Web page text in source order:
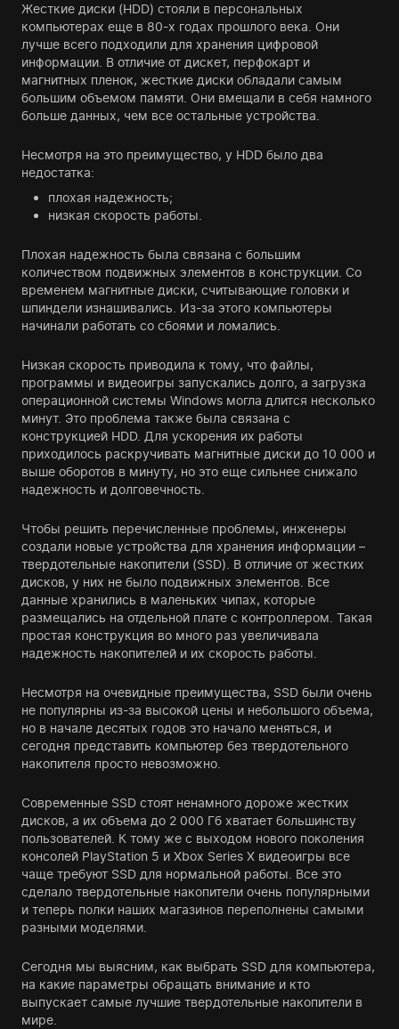
Жесткие диски (HDD) стояли в персональных
компьютерах еще в 80-х годах прошлого века. Они
лучше всего подходили для хранения цифровой
информации. В отличие от дискет, перфокарт и
магнитных пленок, жесткие диски обладали самым
большим объемом памяти. Они вмещали в себя намного
больше данных, чем все остальные устройства.
Несмотря на это преимущество, у HDD было два
недостатка:
плохая надежность;
низкая скорость работы.
Плохая надежность была связана с большим
количеством подвижных элементов в конструкции. Со
временем магнитные диски, считывающие головки и
шпиндели изнашивались. Из-за этого компьютеры
начинали работать со сбоями и ломались.
Низкая скорость приводила к тому, что файлы,
программы и видеоигры запускались долго, а загрузка
операционной системы Windows могла длится несколько
минут. Это проблема также была связана с
конструкцией HDD. Для ускорения их работы
приходилось раскручивать магнитные диски до 10 000 и
выше оборотов в минуту, но это еще сильнее снижало
надежность и долговечность.
Чтобы решить перечисленные проблемы, инженеры
создали новые устройства для хранения информации –
твердотельные накопители (SSD). В отличие от жестких
дисков, у них не было подвижных элементов. Все
данные хранились в маленьких чипах, которые
размещались на отдельной плате с контроллером. Такая
простая конструкция во много раз увеличивала
надежность накопителей и их скорость работы.
Несмотря на очевидные преимущества, SSD были очень
не популярны из-за высокой цены и небольшого объема,
но в начале десятых годов это начало меняться, и
сегодня представить компьютер без твердотельного
накопителя просто невозможно.
Современные SSD стоят ненамного дороже жестких
дисков, а их объема до 2 000 Гб хватает большинству
пользователей. К тому же с выходом нового поколения
консолей PlayStation 5 и Xbox Series X видеоигры все
чаще требуют SSD для нормальной работы. Все это
сделало твердотельные накопители очень популярными
и теперь полки наших магазинов переполнены самыми
разными моделями.
Сегодня мы выясним, как выбрать SSD для компьютера,
на какие параметры обращать внимание и кто
выпускает самые лучшие твердотельные накопители в
мире.